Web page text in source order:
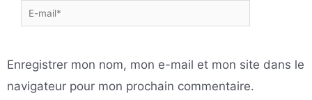
E-
mail*
Enregistrer mon nom, mon e-mail et mon site dans le
navigateur pour mon prochain commentaire.